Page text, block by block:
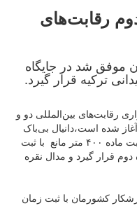
رقابت‌های
کشورمان موفق شد در جایگاه
ترکیه قرار گیرد.
رقابت‌های بین‌المللی دو و
شده است،دانیال بی‌باک
دونده جوان و خوش آتیه کشورمان در رقابت ماده ۴۰۰ متر مانع با ثبت
دوم قرار گیرد و مدال نقره
کشورمان با ثبت زمان